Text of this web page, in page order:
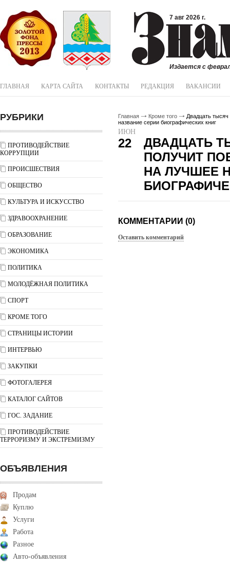
7 авг 2026 г.
Издается с
ГЛАВНАЯ КАРТА САЙТА КОНТАКТЫ РЕДАКЦИЯ ВАКАНСИИ
РУБРИКИ
ПРОТИВОДЕЙСТВИЕ
КОРРУПЦИИ
ПРОИСШЕСТВИЯ
ОБЩЕСТВО
КУЛЬТУРА И ИСКУССТВО
ЗДРАВООХРАНЕНИЕ
ОБРАЗОВАНИЕ
ЭКОНОМИКА
ПОЛИТИКА
МОЛОДЁЖНАЯ ПОЛИТИКА
СПОРТ
КРОМЕ ТОГО
СТРАНИЦЫ ИСТОРИИ
ИНТЕРВЬЮ
ЗАКУПКИ
ФОТОГАЛЕРЕЯ
КАТАЛОГ САЙТОВ
ГОС. ЗАДАНИЕ
ПРОТИВОДЕЙСТВИЕ
ТЕРРОРИЗМУ И ЭКСТРЕМИЗМУ
ОБЪЯВЛЕНИЯ
Продам
Куплю
Услуги
Работа
Разное
Авто-объявления
Главная Кроме того
Двадцать
название серии биографических книг
ИЮН
22
ДВАДЦАТЬ
ПОЛУЧИТ
НА ЛУЧШЕЕ
КОММЕНТАРИИ (0)
Оставить комментарий